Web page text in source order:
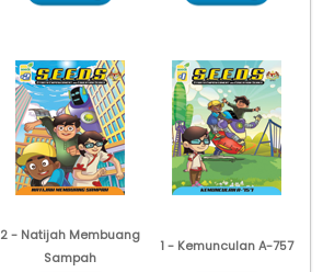
2 - Natijah Membuang
Sampah
1 - Kemunculan A-757